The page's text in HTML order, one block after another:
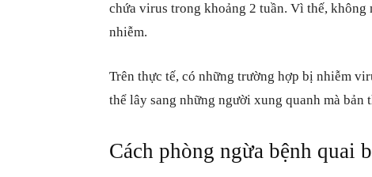
chứa virus trong khoảng 2 tuần. Vì thế,
nhiễm.
Trên thực tế, có những trường hợp bị nhiễm
thể lây sang những người xung quanh mà bản
Cách phòng ngừa bệnh quai